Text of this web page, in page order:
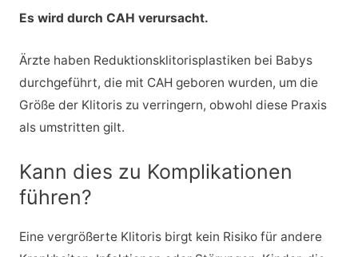
Es wird durch CAH verursacht.
Ärzte haben Reduktionsklitorisplastiken bei Babys
durchgeführt, die mit CAH geboren wurden, um die
Größe der Klitoris zu verringern, obwohl diese Praxis
als umstritten gilt.
Kann dies zu Komplikationen
führen?
Eine vergrößerte Klitoris birgt kein Risiko für andere